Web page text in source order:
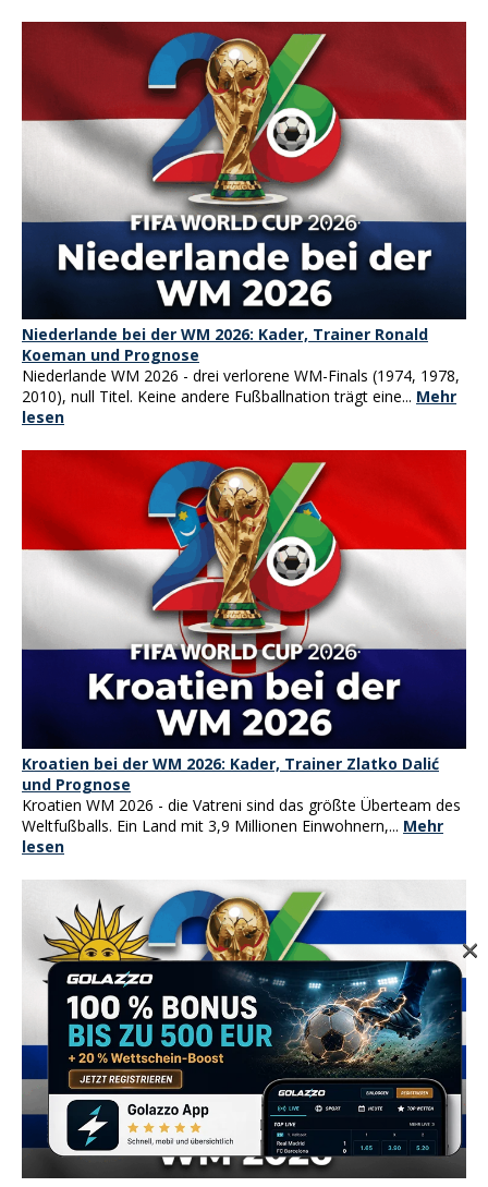
Niederlande bei der WM 2026: Kader, Trainer Ronald
Koeman und Prognose
Niederlande WM 2026 - drei verlorene WM-Finals (1974, 1978,
2010), null Titel. Keine andere Fußballnation trägt eine... Mehr
lesen
Kroatien bei der WM 2026: Kader, Trainer Zlatko Dalić
und Prognose
Kroatien WM 2026 - die Vatreni sind das größte Überteam des
Weltfußballs. Ein Land mit 3,9 Millionen Einwohnern,... Mehr
lesen
×